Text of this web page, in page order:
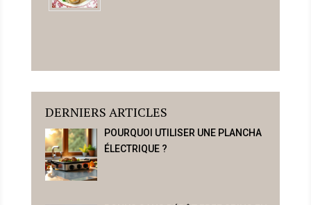
DERNIERS ARTICLES
POURQUOI UTILISER UNE PLANCHA
ÉLECTRIQUE ?